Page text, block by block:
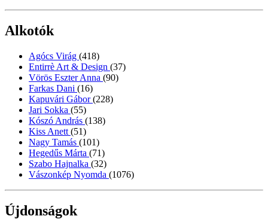
Alkotók
Agócs Virág (418)
Entirrè Art & Design (37)
Vörös Eszter Anna (90)
Farkas Dani (16)
Kapuvári Gábor(228)
Jari Sokka (55)
Kószó András (138)
Kiss Anett (51)
Nagy Tamás (101)
Hegedűs Márta (71)
Szabo Hajnalka (32)
Vászonkép Nyomda (1076)
Újdonságok